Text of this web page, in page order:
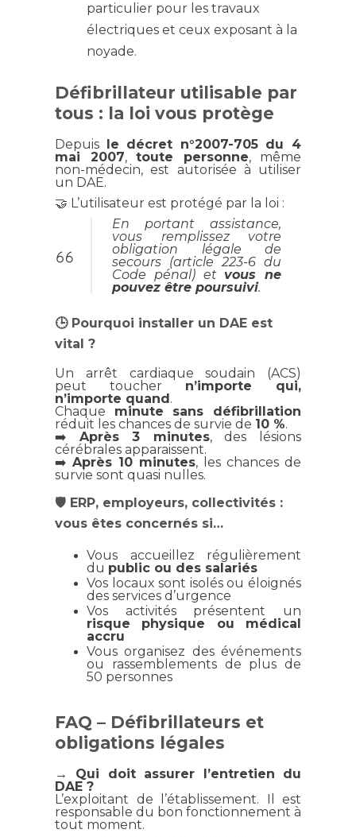
particulier pour les travaux
électriques et ceux exposant à la
noyade.
Défibrillateur utilisable par
tous : la loi vous protège
Depuis le décret n°2007-705 du 4
mai 2007, toute personne, même
non-médecin, est autorisée à utiliser
un DAE.
🤝 L’utilisateur est protégé par la loi :
En portant assistance,
vous remplissez votre
obligation légale de
secours (article 223-6 du
Code pénal) etvous ne
pouvez être poursuivi.
🕒 Pourquoi installer un DAE est
vital ?
Un arrêt cardiaque soudain (ACS)
peut toucher n’importe qui,
n’importe quand.
Chaque minute sans défibrillation
réduit les chances de survie de 10 %.
➡️ Après 3 minutes, des lésions
cérébrales apparaissent.
➡️ Après 10 minutes, les chances de
survie sont quasi nulles.
🛡️ ERP, employeurs, collectivités :
vous êtes concernés si…
Vous accueillez régulièrement
du public ou des salariés
Vos locaux sont isolés ou éloignés
des services d’urgence
Vos activités présentent un
risque physique ou médical
accru
Vous organisez des événements
ou rassemblements de plus de
50 personnes
FAQ – Défibrillateurs et
obligations légales
→ Qui doit assurer l’entretien du
DAE ?
L’exploitant de l’établissement. Il est
responsable du bon fonctionnement à
tout moment.